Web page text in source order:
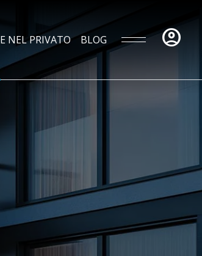
NEL PRIVATO BLOG account_circle